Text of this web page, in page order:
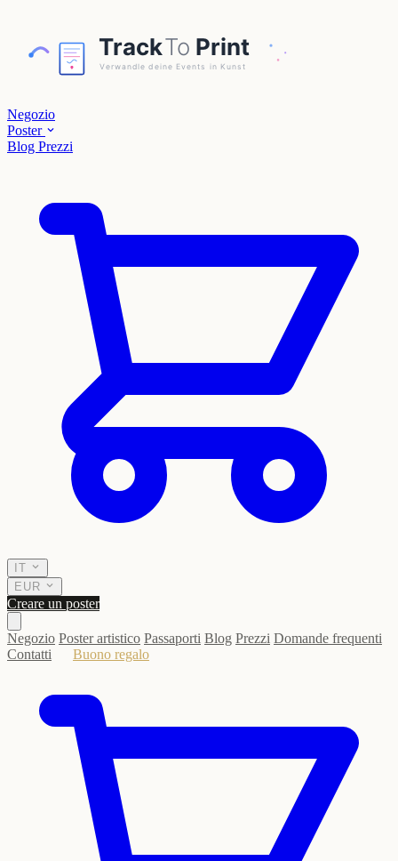
Negozio
Poster
Blog Prezzi
IT
EUR
Creare un poster
Negozio Poster artistico Passaporti Blog Prezzi Domande frequenti
Contatti
Buono regalo